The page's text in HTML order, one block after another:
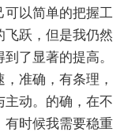
可以简单的把握工
飞跃，但是我仍然
了显著的提高。
准确，有条理，
主动。的确，在不
有时候我需要稳重